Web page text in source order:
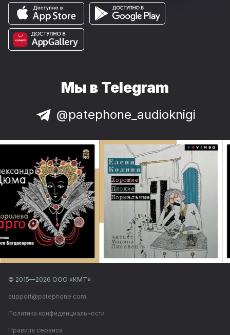
Мы в Telegram
@patephone_audioknigi
© 2015—2026 ООО «КМТ»
support@patephone.com
Политика конфиденциальности
Правила сервиса